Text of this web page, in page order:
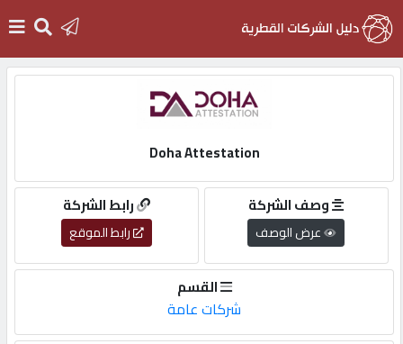
التسجيل
English
Doha Attestation
رابط الشركة
رابط الموقع
وصف الشركة
عرض الوصف
القسم
شركات عامة